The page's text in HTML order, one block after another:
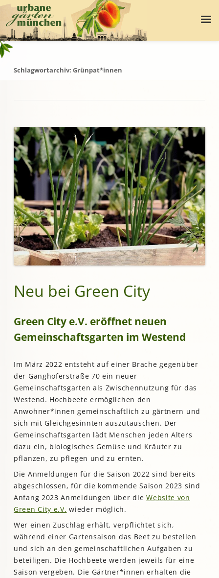
Schlagwortarchiv: Grünpat*innen
Neu bei Green City
Green City e.V. eröffnet neuen
Gemeinschaftsgarten im Westend
Im März 2022 entsteht auf einer Brache gegenüber
der Ganghoferstraße 70 ein neuer
Gemeinschaftsgarten als Zwischennutzung für das
Westend. Hochbeete ermöglichen den
Anwohner*innen gemeinschaftlich zu gärtnern und
sich mit Gleichgesinnten auszutauschen. Der
Gemeinschaftsgarten lädt Menschen jeden Alters
dazu ein, biologisches Gemüse und Kräuter zu
pflanzen, zu pflegen und zu ernten.
Die Anmeldungen für die Saison 2022 sind bereits
abgeschlossen, für die kommende Saison 2023 sind
Anfang 2023 Anmeldungen über dieWebsite von
Green City e.V. wieder möglich.
Wer einen Zuschlag erhält, verpflichtet sich,
während einer Gartensaison das Beet zu bestellen
und sich an den gemeinschaftlichen Aufgaben zu
beteiligen. Die Hochbeete werden jeweils für eine
Saison vergeben. Die Gärtner*innen erhalten die